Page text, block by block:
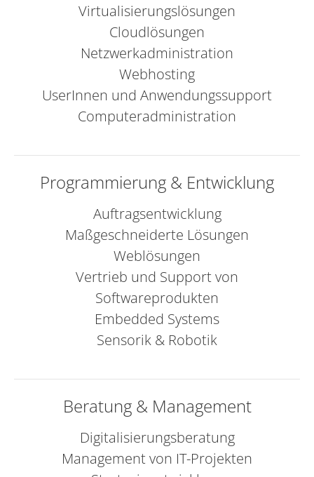
Virtualisierungslösungen
Cloudlösungen
Netzwerkadministration
Webhosting
UserInnen und Anwendungssupport
Computeradministration
Programmierung & Entwicklung
Auftragsentwicklung
Maßgeschneiderte Lösungen
Weblösungen
Vertrieb und Support von
Softwareprodukten
Embedded Systems
Sensorik & Robotik
Beratung & Management
Digitalisierungsberatung
Management von IT-Projekten